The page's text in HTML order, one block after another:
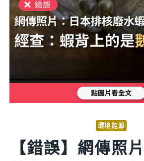
環境能源
【錯誤】網傳照